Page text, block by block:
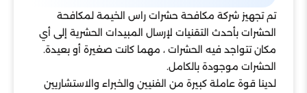
تم تجهيز شركة مكافحة حشرات راس الخيمة لمكافحة
الحشرات بأحدث التقنيات لإرسال المبيدات الحشرية إلى أي
مكان تتواجد فيه الحشرات ، مهما كانت صغيرة أو بعيدة.
الحشرات موجودة بالكامل.
لدينا قوة عاملة كبيرة من الفنيين والخبراء والاستشاريين